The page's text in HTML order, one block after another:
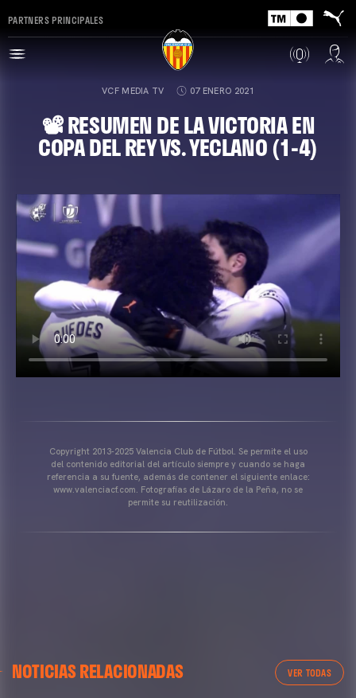
PARTNERS PRINCIPALES
VCF MEDIA TV 07 ENERO 2021
📽️ RESUMEN DE LA VICTORIA EN
COPA DEL REY VS. YECLANO (1-4)
Copyright 2013-2025 Valencia Club de Fútbol. Se permite el uso
del contenido editorial del artículo siempre y cuando se haga
referencia a su fuente, además de contener el siguiente enlace:
www.valenciacf.com. Fotografías de Lázaro de la Peña, no se
permite su reutilización.
NOTICIAS RELACIONADAS VER TODAS